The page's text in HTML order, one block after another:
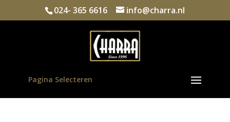
024- 365 6616 info@charra.nl
Pagina Selecteren